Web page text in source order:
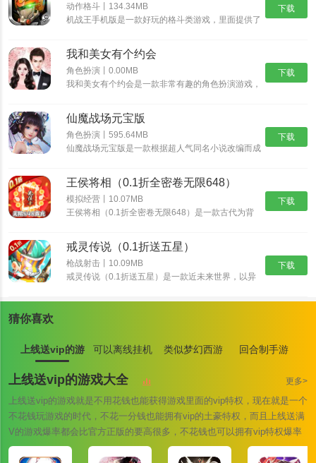
吧！
【版本更新奖励】
3月22日-3月26日活动期间更新版本即可获得：
日);
主要更新内容：
正值和平精英4周年之际，海岛中心和四周树立了全新的列车车站场
景，通过中心车站和分车站的联通，全新的“和平号”列车将带着各位
特种兵快速穿梭海岛，体验全新的主题战斗区域和趣味玩法，共同欢
庆4周年，开启新冒险!
1. 新场景-中心车站：坐落在海岛中心位置，涵盖公园、广场、候车
厅、站台等区域的大型现代化交通综合体，每间隔一段时间将发
2. 新场景-分车站：分别坐落在G港、S城、核电站、军事基地，每间
3. 新玩法-和平号列车：快速穿梭于中心车站和分车站之间，能帮助
特种兵们更快的转移并获得丰富物资;
4. 新玩法-四周年庆典舞台：4周年大雕塑的庆典舞台分布于中心车站
和分车站，可在舞台与蛋糕互动，获得丰富物资及磁吸小火车;
5. 新载具-磁吸小火车：单人便携磁力悬浮小火车，互相靠近后吸附
组成更长的小火车，吸附之后还能在载具上射击;
下载
动作格斗丨134.34MB
机战王手机版是一款好玩的格斗类游戏，里面提供了
场景中开启冒险之旅，收集更多的装备提升机甲的属
性。
下载
我和美女有个约会
角色扮演丨0.00MB
我和美女有个约会是一款非常有趣的角色扮演游戏，
喜欢的角色，不断的提高自我的魅力，如果玩家对我
和美女有个约会感兴趣的话，那就快来预约体验游玩
吧！
下载
仙魔战场元宝版
角色扮演丨595.64MB
仙魔战场元宝版是一款根据超人气同名小说改编而成
世界，穿梭在神秘的仙魔大陆，沉浸式交友修炼，酣
战各路仙魔。
下载
王侯将相（0.1折全密卷无限648）
模拟经营丨10.07MB
王侯将相（0.1折全密卷无限648）是一款古代为背
能，酣畅淋漓的战斗让你热血澎湃！
下载
戒灵传说（0.1折送五星）
枪战射击丨10.09MB
戒灵传说（0.1折送五星）是一款近未来世界，以异
新卡组，海量卡牌搭配及阵营组合，衍生出丰富策略
猜你喜欢
上线送vip的游
戏大全
可以离线挂机
游戏大全
类似梦幻西游 回合制手游
上线送vip的游戏大全 更多>
上线送vip的游戏就是不用花钱也能获得游戏里面的vip特权，现在就是一个
不花钱玩游戏的时代，不花一分钱也能拥有vip的土豪特权，而且上线送满
V的游戏爆率都会比官方正版的要高很多，不花钱也可以拥有vip特权爆率
也是翻倍的上调，您还在等什么快来下载一款试试吧！